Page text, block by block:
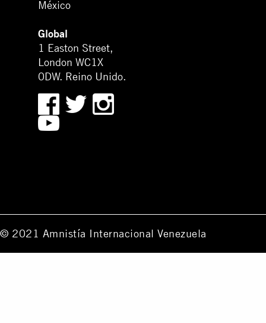
México
Global
1 Easton Street,
London WC1X
0DW. Reino Unido.
© 2021 Amnistía Internacional Venezuela